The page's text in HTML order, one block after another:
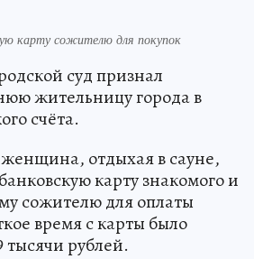
карту сожителю для покупок
суд признал
жительницу города в
счёта.
отдыхая в сауне,
карту знакомого и
сожителю для оплаты
время с карты было
тысячи рублей.